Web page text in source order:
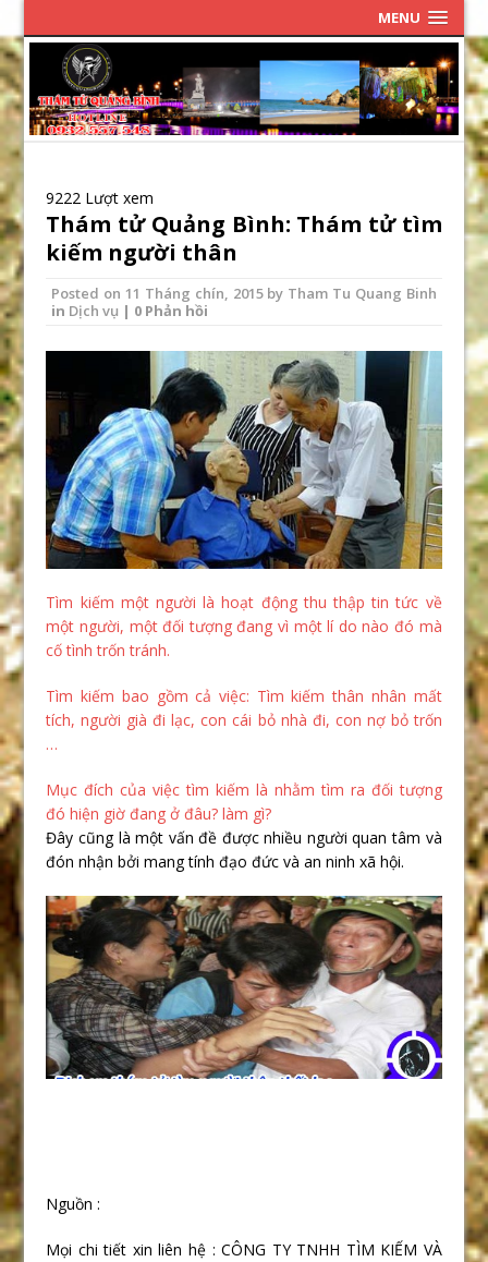
MENU
9222 Lượt xem
Thám tử Quảng Bình: Thám tử tìm
kiếm người thân
Posted on 11 Tháng chín, 2015by Tham Tu Quang Binh
in Dịch vụ | 0 Phản hồi
Tìm kiếm một người là hoạt động thu thập tin tức về
một người, một đối tượng đang vì một lí do nào đó mà
cố tình trốn tránh.
Tìm kiếm bao gồm cả việc: Tìm kiếm thân nhân mất
tích, người già đi lạc, con cái bỏ nhà đi, con nợ bỏ trốn
…
Mục đích của việc tìm kiếm là nhằm tìm ra đối tượng
đó hiện giờ đang ở đâu? làm gì?
Đây cũng là một vấn đề được nhiều người quan tâm và
đón nhận bởi mang tính đạo đức và an ninh xã hội.
Nguồn :
Mọi chi tiết xin liên hệ : CÔNG TY TNHH TÌM KIẾM VÀ